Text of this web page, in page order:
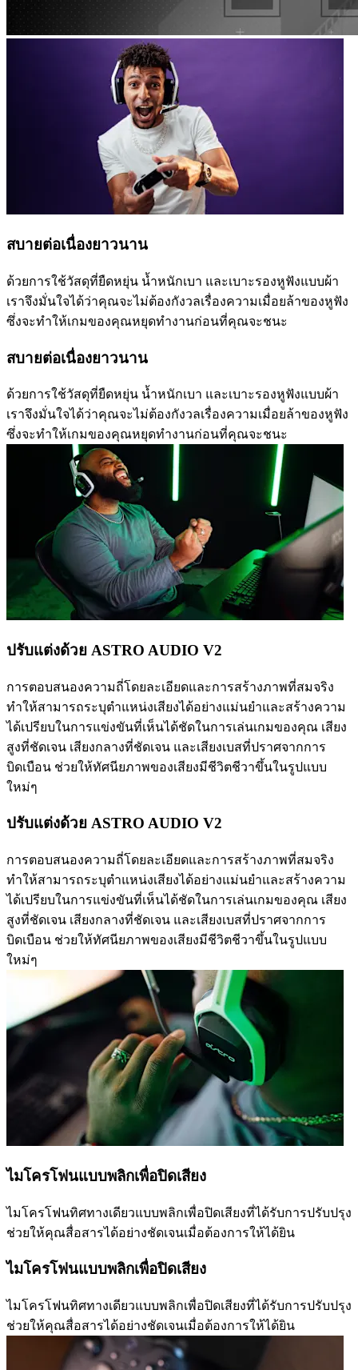
สบายต่อเนื่องยาวนาน
ด้วยการใช้วัสดุที่ยืดหยุ่น น้ำหนักเบา และเบาะรองหูฟังแบบผ้า
เราจึงมั่นใจได้ว่าคุณจะไม่ต้องกังวลเรื่องความเมื่อยล้าของหูฟัง
ซึ่งจะทำให้เกมของคุณหยุดทำงานก่อนที่คุณจะชนะ
สบายต่อเนื่องยาวนาน
ด้วยการใช้วัสดุที่ยืดหยุ่น น้ำหนักเบา และเบาะรองหูฟังแบบผ้า
เราจึงมั่นใจได้ว่าคุณจะไม่ต้องกังวลเรื่องความเมื่อยล้าของหูฟัง
ซึ่งจะทำให้เกมของคุณหยุดทำงานก่อนที่คุณจะชนะ
ปรับแต่งด้วย ASTRO AUDIO V2
การตอบสนองความถี่โดยละเอียดและการสร้างภาพที่สมจริง
ทำให้สามารถระบุตำแหน่งเสียงได้อย่างแม่นยำและสร้างความ
ได้เปรียบในการแข่งขันที่เห็นได้ชัดในการเล่นเกมของคุณ เสียง
สูงที่ชัดเจน เสียงกลางที่ชัดเจน และเสียงเบสที่ปราศจากการ
บิดเบือน ช่วยให้ทัศนียภาพของเสียงมีชีวิตชีวาขึ้นในรูปแบบ
ใหม่ๆ
ปรับแต่งด้วย ASTRO AUDIO V2
การตอบสนองความถี่โดยละเอียดและการสร้างภาพที่สมจริง
ทำให้สามารถระบุตำแหน่งเสียงได้อย่างแม่นยำและสร้างความ
ได้เปรียบในการแข่งขันที่เห็นได้ชัดในการเล่นเกมของคุณ เสียง
สูงที่ชัดเจน เสียงกลางที่ชัดเจน และเสียงเบสที่ปราศจากการ
บิดเบือน ช่วยให้ทัศนียภาพของเสียงมีชีวิตชีวาขึ้นในรูปแบบ
ใหม่ๆ
ไมโครโฟนแบบพลิกเพื่อปิดเสียง
ไมโครโฟนทิศทางเดียวแบบพลิกเพื่อปิดเสียงที่ได้รับการปรับปรุง
ช่วยให้คุณสื่อสารได้อย่างชัดเจนเมื่อต้องการให้ได้ยิน
ไมโครโฟนแบบพลิกเพื่อปิดเสียง
ไมโครโฟนทิศทางเดียวแบบพลิกเพื่อปิดเสียงที่ได้รับการปรับปรุง
ช่วยให้คุณสื่อสารได้อย่างชัดเจนเมื่อต้องการให้ได้ยิน